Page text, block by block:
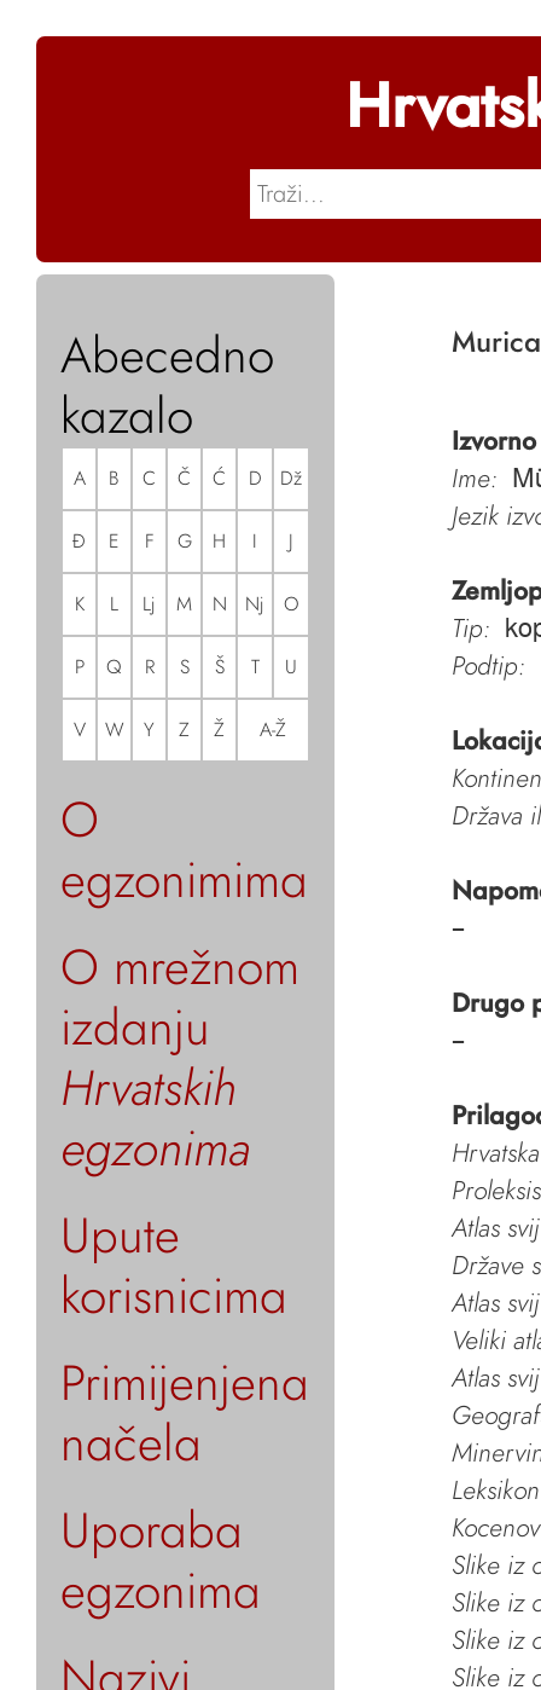
Abecedno
kazalo
A B C Č Ć D Dž
Đ E F G H I J
K L Lj M N Nj O
P Q R S Š T U
V W Y Z Ž A-Ž
O
egzonimima
O mrežnom
izdanju
Hrvatskih
egzonima
Upute
korisnicima
Primijenjena
načela
Uporaba
egzonima
Murica
Ime:
Jezik
Tip:
Podtip:
Država
–
Drugo
–
Atlas
Države
Atlas
Veliki
Atlas
Slike iz
Slike iz
Slike iz
Slike iz